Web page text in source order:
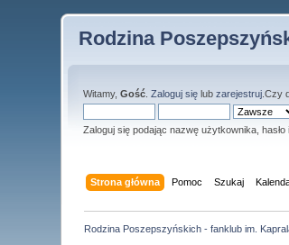
Rodzina
Witamy,Gość .Zaloguj się lubzarejestruj .Czy
Zaloguj się podając nazwę użytkownika, hasło
Strona główna Pomoc Szukaj
Rodzina Poszepszyńskich - fanklub im.